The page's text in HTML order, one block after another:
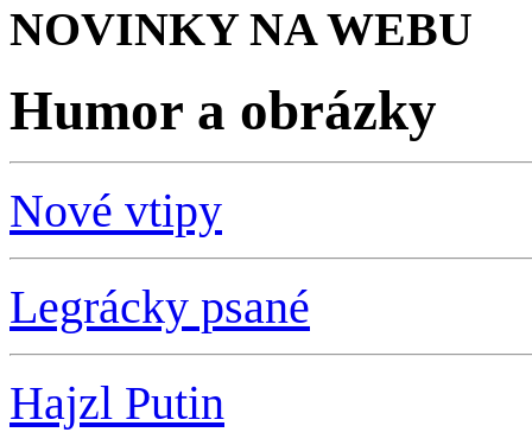
NOVINKY NA WEBU
Humor a obrázky
Nové vtipy
Legrácky psané
Hajzl Putin